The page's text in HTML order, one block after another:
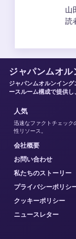
山
読
ジャパンムオ
ジャパンムオルンイン
ースルーム構成で提供し
人気
迅速なファクトチェック
性リソース。
会社概要
お問い合わせ
私たちのストーリー
プライバシーポリシ
クッキーポリシー
ニュースレター